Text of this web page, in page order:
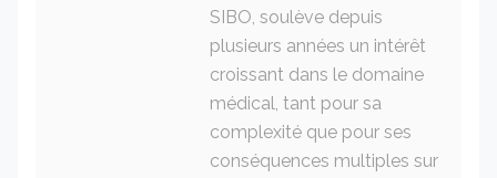
SIBO, soulève depuis
plusieurs années un intérêt
croissant dans le domaine
médical, tant pour sa
complexité que pour ses
conséquences multiples sur